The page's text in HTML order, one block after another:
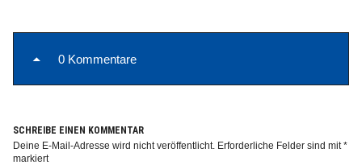
0 Kommentare
SCHREIBE EINEN KOMMENTAR
Deine E-Mail-Adresse wird nicht veröffentlicht. Erforderliche Felder sind mit*
markiert